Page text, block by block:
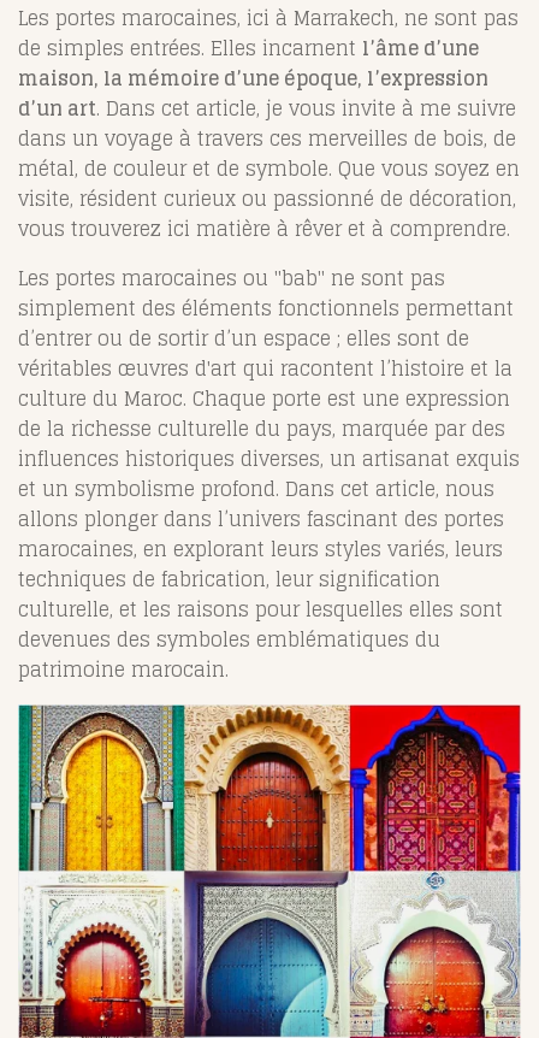
Les portes marocaines, ici à Marrakech, ne sont pas
de simples entrées. Elles incarnent l’âme d’une
maison, la mémoire d’une époque, l’expression
d’un art. Dans cet article, je vous invite à me suivre
dans un voyage à travers ces merveilles de bois, de
métal, de couleur et de symbole. Que vous soyez en
visite, résident curieux ou passionné de décoration,
vous trouverez ici matière à rêver et à comprendre.
Les portes marocaines ou "bab" ne sont pas
simplement des éléments fonctionnels permettant
d’entrer ou de sortir d’un espace ; elles sont de
véritables œuvres d'art qui racontent l’histoire et la
culture du Maroc. Chaque porte est une expression
de la richesse culturelle du pays, marquée par des
influences historiques diverses, un artisanat exquis
et un symbolisme profond. Dans cet article, nous
allons plonger dans l’univers fascinant des portes
marocaines, en explorant leurs styles variés, leurs
techniques de fabrication, leur signification
culturelle, et les raisons pour lesquelles elles sont
devenues des symboles emblématiques du
patrimoine marocain.